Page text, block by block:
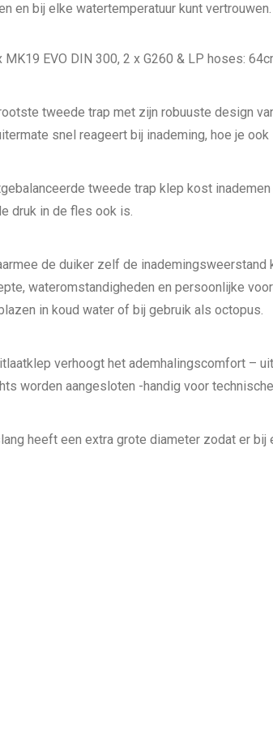
en bij elke watertemperatuur kunt vertrouwen.
MK19 EVO DIN 300, 2 x G260 & LP hoses:
tweede trap met zijn robuuste design
snel reageert bij inademing, hoe je
tweede trap klep kost
druk in de fles ook is.
de duiker zelf de inademingsweerstand
wateromstandigheden en persoonlijke
in koud water of bij gebruik als octopus.
verhoogt het ademhalingscomfort –
worden aangesloten -handig voor
heeft een extra grote diameter zodat er bij